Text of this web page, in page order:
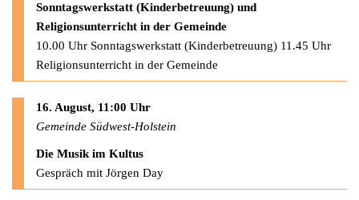
Sonntagswerkstatt (Kinderbetreuung) und
Religionsunterricht in der Gemeinde
10.00 Uhr Sonntagswerkstatt (Kinderbetreuung) 11.45 Uhr
Religionsunterricht in der Gemeinde
16. August, 11:00 Uhr
Gemeinde Südwest-Holstein
Die Musik im Kultus
Gespräch mit Jörgen Day